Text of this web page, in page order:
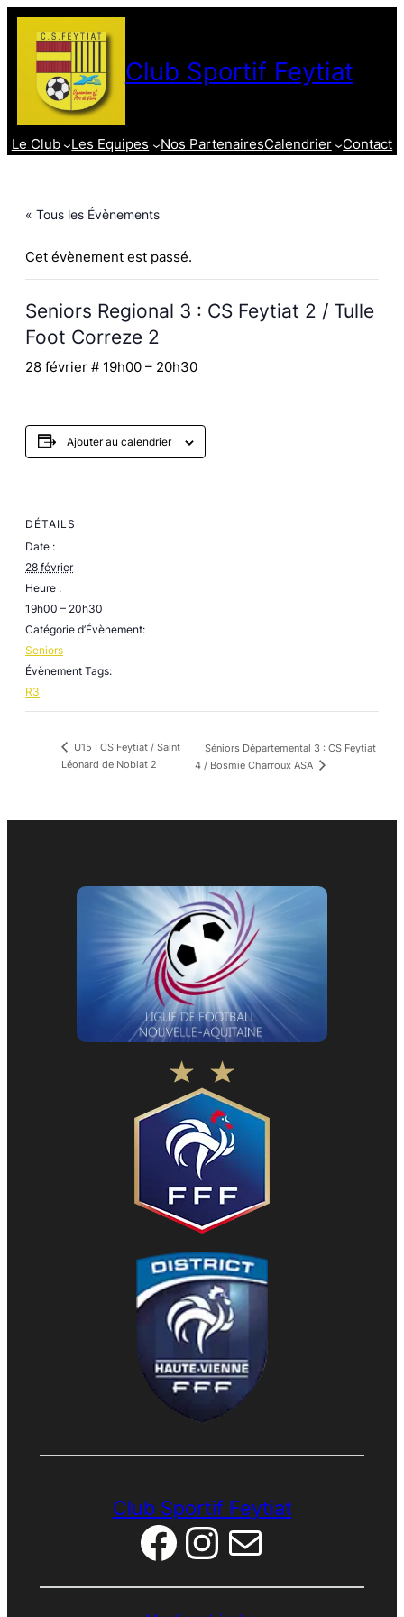
Club Sportif Feytiat
Le Club Les Equipes Nos PartenairesCalendrier Contact
« Tous les Évènements
Cet évènement est passé.
Seniors Regional 3 : CS Feytiat 2 / Tulle
Foot Correze 2
28 février # 19h00 – 20h30
Ajouter au calendrier
DÉTAILS
Date :
28 février
Heure :
19h00 – 20h30
Catégorie d’Évènement:
Seniors
Évènement Tags:
R3
U15 : CS Feytiat / Saint
Léonard de Noblat 2
Séniors Départemental 3 : CS Feytiat
4 / Bosmie Charroux ASA
Club Sportif Feytiat
Facebook
Instagram
E-mail